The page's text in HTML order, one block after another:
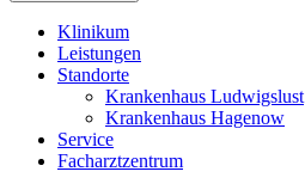
Klinikum
Leistungen
Standorte
Krankenhaus Ludwigslust
Krankenhaus Hagenow
Service
Facharztzentrum